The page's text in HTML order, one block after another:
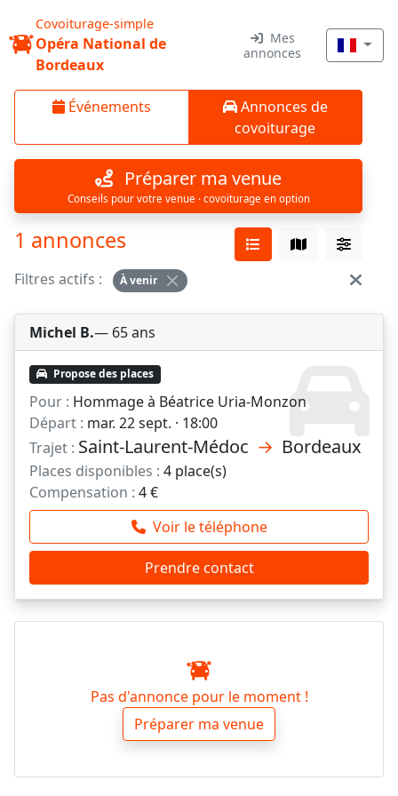
Covoiturage-simple
Opéra National de
Bordeaux
Mes
annonces
Événements
Annonces de
covoiturage
Préparer ma venue
Conseils pour votre venue · covoiturage en option
1 annonces
Filtres actifs : À venir
Michel B.— 65 ans
Propose des places
Pour : Hommage à Béatrice Uria-Monzon
Départ : mar. 22 sept. · 18:00
Trajet : Saint-Laurent-Médoc → Bordeaux
Places disponibles : 4 place(s)
Compensation : 4 €
Voir le téléphone
Prendre contact
Pas d'annonce pour le moment !
Préparer ma venue